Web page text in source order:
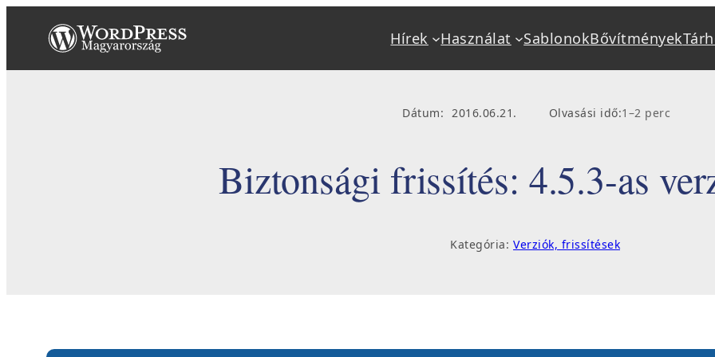
tartalomhoz
Hírek Használat
Tárhely, hosting
Sablonok, bővítmények
SablonokBővítmények
Dátum: 2016.06.21. Olvasási idő:1–2 perc
Biztonsági frissítés: 4.5.3-as
Kategória: Verziók, frissítések